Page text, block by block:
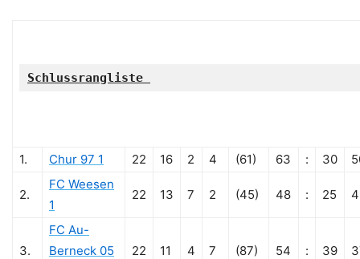
Schlussrangliste
1. Chur 97 1 22 16 2 4 (61) 63 : 30
2.
FC Weesen
1
22 13 7 2 (45) 48 : 25
3.
FC Au-
Berneck 05
22 11 4 7 (87) 54 : 39